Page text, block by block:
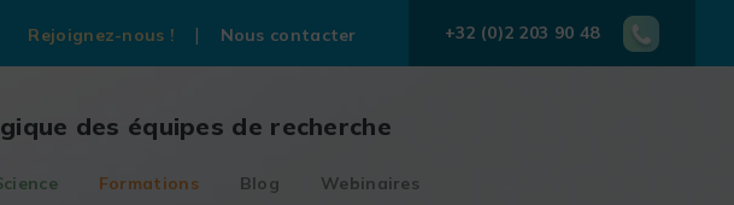
Rejoignez-nous ! Nous contacter +32 (0)2 203 90 48
des équipes de recherche
Formations Blog Webinaires